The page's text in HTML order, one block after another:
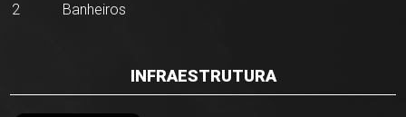
2
Banheiros
INFRAESTRUTURA